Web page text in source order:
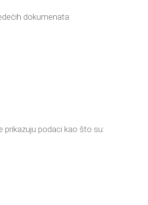
dokumenata:
prikazuju podaci kao što su: